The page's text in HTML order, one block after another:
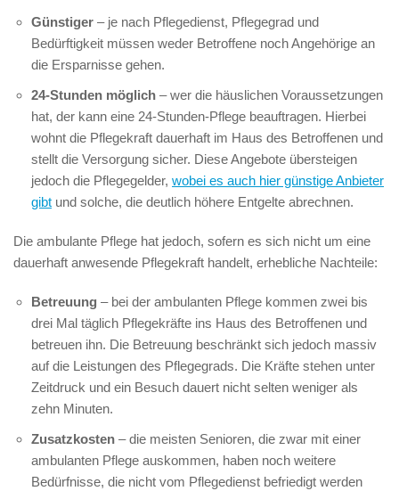
Günstiger – je nach Pflegedienst, Pflegegrad und
Bedürftigkeit müssen weder Betroffene noch Angehörige an
die Ersparnisse gehen.
24-Stunden möglich – wer die häuslichen Voraussetzungen
hat, der kann eine 24-Stunden-Pflege beauftragen. Hierbei
wohnt die Pflegekraft dauerhaft im Haus des Betroffenen und
stellt die Versorgung sicher. Diese Angebote übersteigen
jedoch die Pflegegelder, wobei es auch hier günstige Anbieter
gibt und solche, die deutlich höhere Entgelte abrechnen.
Die ambulante Pflege hat jedoch, sofern es sich nicht um eine
dauerhaft anwesende Pflegekraft handelt, erhebliche Nachteile:
Betreuung – bei der ambulanten Pflege kommen zwei bis
drei Mal täglich Pflegekräfte ins Haus des Betroffenen und
betreuen ihn. Die Betreuung beschränkt sich jedoch massiv
auf die Leistungen des Pflegegrads. Die Kräfte stehen unter
Zeitdruck und ein Besuch dauert nicht selten weniger als
zehn Minuten.
Zusatzkosten – die meisten Senioren, die zwar mit einer
ambulanten Pflege auskommen, haben noch weitere
Bedürfnisse, die nicht vom Pflegedienst befriedigt werden